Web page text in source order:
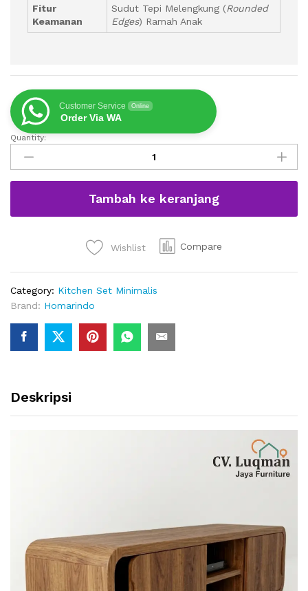
Fitur
Keamanan
Sudut Tepi Melengkung (Rounded
Edges) Ramah Anak
Customer Service Online
Order Via WA
Meja
Buffet
Jati
Retro
Quantity:
Tambah ke keranjang
Wishlist Compare
Category: Kitchen Set Minimalis
Brand: Homarindo
Deskripsi